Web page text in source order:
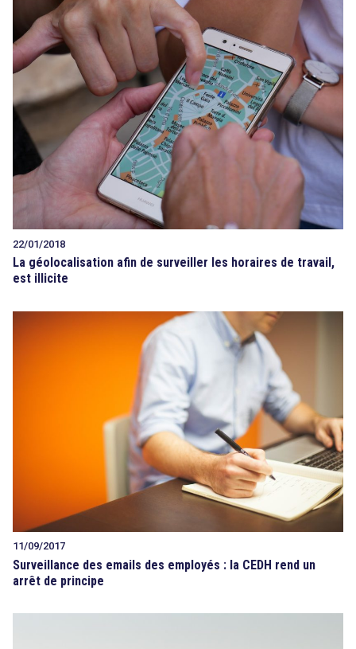
22/01/2018
La géolocalisation afin de surveiller les horaires de travail,
est illicite
11/09/2017
Surveillance des emails des employés : la CEDH rend un
arrêt de principe